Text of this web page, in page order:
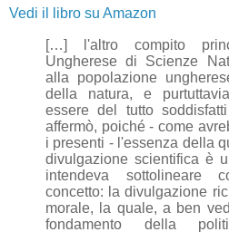
Vedi il libro su Amazon
[…] l'altro compito
Ungherese di Scienze
alla popolazione
della natura, e
essere del tutto
affermò, poiché - come
i presenti - l'essenza della
divulgazione scientifica è
intendeva sottolineare
concetto: la divulgazione
morale, la quale, a ben
fondamento della